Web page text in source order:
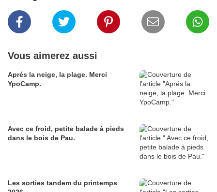
Vous aimerez aussi
Aprés la neige, la plage. Merci
YpoCamp.
Avec ce froid, petite balade à pieds
dans le bois de Pau.
Les sorties tandem du printemps